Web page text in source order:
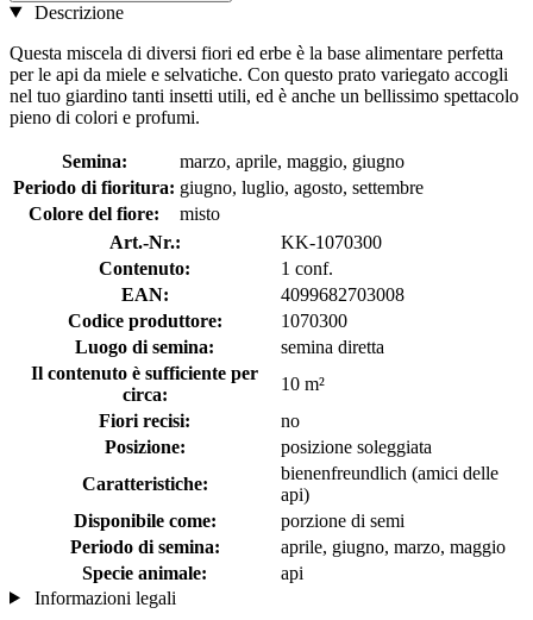
Descrizione
Questa miscela di diversi fiori ed erbe è la base alimentare perfetta
per le api da miele e selvatiche. Con questo prato variegato accogli
nel tuo giardino tanti insetti utili, ed è anche un bellissimo spettacolo
pieno di colori e profumi.
Semina:
marzo, aprile, maggio, giugno
Periodo di fioritura: giugno, luglio, agosto, settembre
Colore del fiore:
misto
Art.-Nr.:
KK-1070300
Contenuto:
1 conf.
EAN:
4099682703008
Codice produttore:
1070300
Luogo di semina:
semina diretta
Il contenuto è sufficiente per
circa:
10 m²
Fiori recisi:
no
Posizione:
posizione soleggiata
Caratteristiche:
bienenfreundlich (amici delle
api)
Disponibile come:
porzione di semi
Periodo di semina:
aprile, giugno, marzo, maggio
Specie animale:
api
Informazioni legali